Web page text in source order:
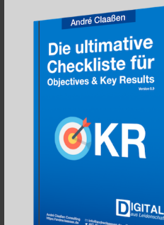
Gute Key Results für
messen:
Digitalisierung:
abgeschlossenen
(Ende-zu-Ende) ist
gestiegen.”
“Die
Besetzungsdauer